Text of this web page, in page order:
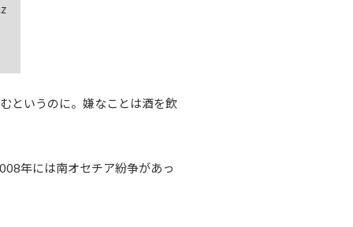
というのに。嫌なことは酒を飲
年には南オセチア紛争があっ